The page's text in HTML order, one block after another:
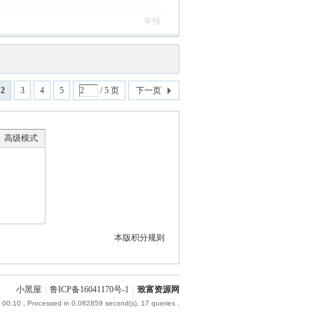
举报
2 3 4 5 / 5 页 下一页
高级模式
本版积分规则
小黑屋 鲁ICP备16041170号-1 致富资源网
00:10 , Processed in 0.082859 second(s), 17 queries .